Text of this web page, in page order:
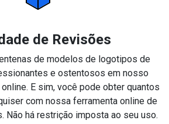
de Revisões
de modelos de logotipos de
e ostentosos em nosso
E sim, você pode obter quantos
com nossa ferramenta online de
Não há restrição imposta ao seu uso.